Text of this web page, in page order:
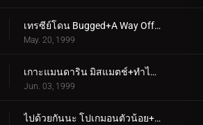
เทรซีย์โดน Bugged+A Way Off Day Off
May. 20, 1999
เกาะแมนดาริน มิสแมตช์+ทำไมเจ้าถึงเป็นโปเกมอน
Jun. 03, 1999
ไปด้วยกันนะ โปเกมอนตัวน้อย+ภัยคุกคามลึกลับ